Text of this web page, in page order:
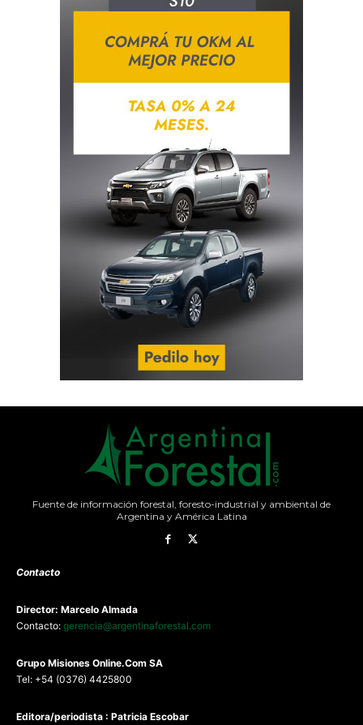
Fuente de información forestal, foresto-industrial y ambiental de
Argentina y América Latina
Contacto
Director: Marcelo Almada
Contacto: gerencia@argentinaforestal.com
Grupo Misiones Online.Com SA
Tel: +54 (0376) 4425800
Editora/periodista : Patricia Escobar